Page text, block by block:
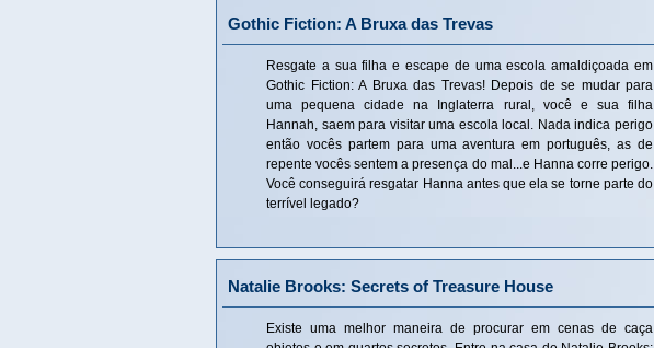
Gothic Fiction: A Bruxa das Trevas
Resgate a sua filha e escape de uma escola amaldiçoada em
Gothic Fiction: A Bruxa das Trevas! Depois de se mudar para
uma pequena cidade na Inglaterra rural, você e sua filha
Hannah, saem para visitar uma escola local. Nada indica perigo
então vocês partem para uma aventura em português, as de
repente vocês sentem a presença do mal...e Hanna corre perigo.
Você conseguirá resgatar Hanna antes que ela se torne parte do
terrível legado?
Natalie Brooks: Secrets of Treasure House
Existe uma melhor maneira de procurar em cenas de caça